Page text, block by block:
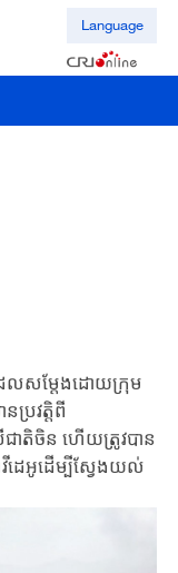
Language
ែលសម្តែងដោយក្រុម
រវត្តិពី
ាតិចិន ហើយត្រូវបាន
ដេអូដើម្បីស្វែងយល់